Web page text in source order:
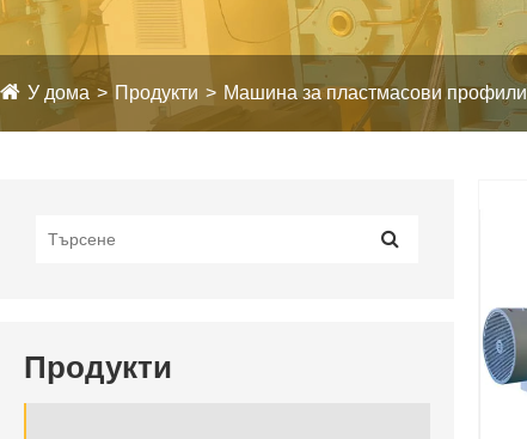
У дома Продукти Машина за пластмасови профили
Продукти